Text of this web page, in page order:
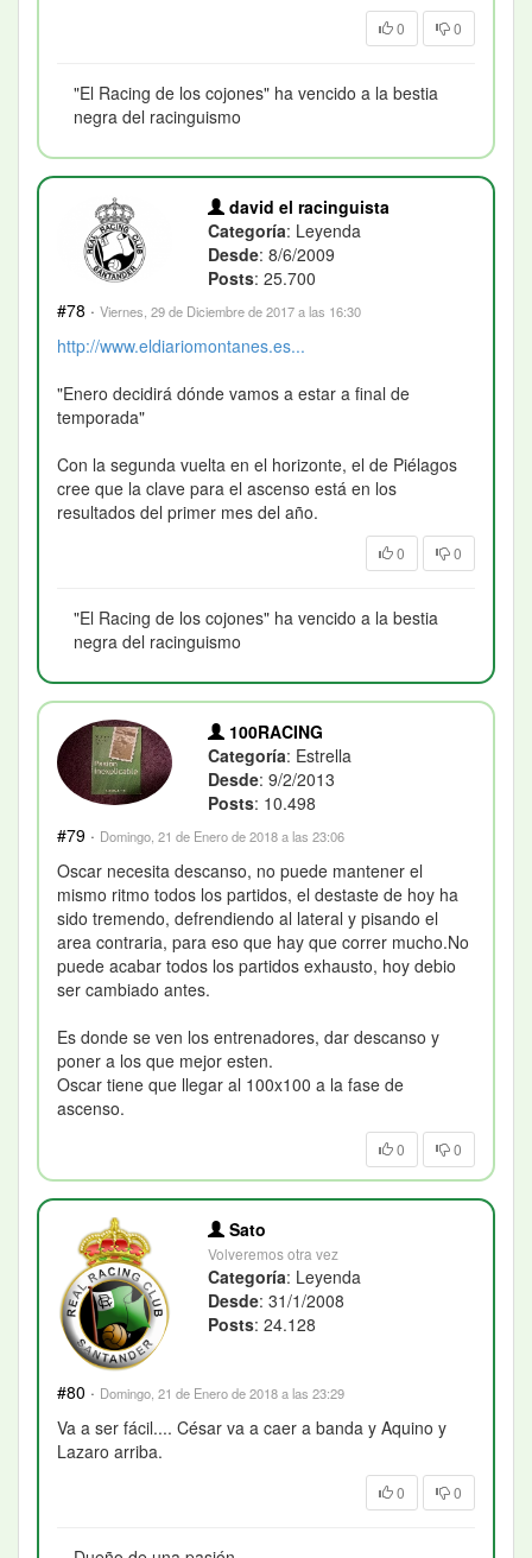
0 0
"El Racing de los cojones" ha vencido a la bestia
negra del racinguismo
david el racinguista
Categoría: Leyenda
Desde: 8/6/2009
Posts: 25.700
#78 · Viernes, 29 de Diciembre de 2017 a las 16:30
http://www.eldiariomontanes.es...
"Enero decidirá dónde vamos a estar a final de
temporada"
Con la segunda vuelta en el horizonte, el de Piélagos
cree que la clave para el ascenso está en los
resultados del primer mes del año.
0 0
"El Racing de los cojones" ha vencido a la bestia
negra del racinguismo
100RACING
Categoría: Estrella
Desde: 9/2/2013
Posts: 10.498
#79 · Domingo, 21 de Enero de 2018 a las 23:06
Oscar necesita descanso, no puede mantener el
mismo ritmo todos los partidos, el destaste de hoy ha
sido tremendo, defrendiendo al lateral y pisando el
area contraria, para eso que hay que correr mucho.No
puede acabar todos los partidos exhausto, hoy debio
ser cambiado antes.
Es donde se ven los entrenadores, dar descanso y
poner a los que mejor esten.
Oscar tiene que llegar al 100x100 a la fase de
ascenso.
0 0
Sato
Volveremos otra vez
Categoría: Leyenda
Desde: 31/1/2008
Posts: 24.128
#80 · Domingo, 21 de Enero de 2018 a las 23:29
Va a ser fácil.... César va a caer a banda y Aquino y
Lazaro arriba.
0 0